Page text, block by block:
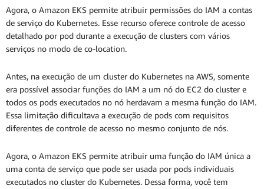
Agora, o Amazon EKS permite atribuir permissões do IAM a contas
de serviço do Kubernetes. Esse recurso oferece controle de acesso
detalhado por pod durante a execução de clusters com vários
serviços no modo de co-location.
Antes, na execução de um cluster do Kubernetes na AWS, somente
era possível associar funções do IAM a um nó do EC2 do cluster e
todos os pods executados no nó herdavam a mesma função do IAM.
Essa limitação dificultava a execução de pods com requisitos
diferentes de controle de acesso no mesmo conjunto de nós.
Agora, o Amazon EKS permite atribuir uma função do IAM única a
uma conta de serviço que pode ser usada por pods individuais
executados no cluster do Kubernetes. Dessa forma, você tem